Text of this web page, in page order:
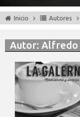
Inicio Autores
Autor: Alfredo